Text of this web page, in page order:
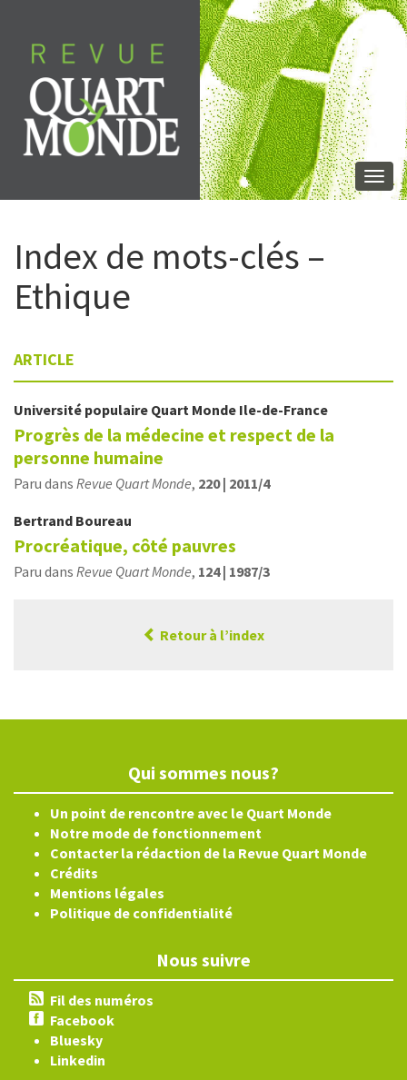
contenu
Index de mots-clés –
Ethique
ARTICLE
Université populaire Quart Monde Ile-de-France
Progrès de la médecine et respect de la
personne humaine
Paru dans Revue Quart Monde, 220 | 2011/4
Bertrand Boureau
Procréatique, côté pauvres
Paru dans Revue Quart Monde, 124 | 1987/3
Retour à l’index
Qui sommes nous?
Un point de rencontre avec le Quart Monde
Notre mode de fonctionnement
Contacter la rédaction de la Revue Quart Monde
Crédits
Mentions légales
Politique de confidentialité
Nous suivre
Fil des numéros
Facebook
Bluesky
Linkedin